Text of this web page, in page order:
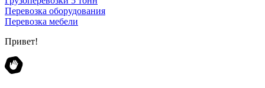
Перевозка оборудования
Перевозка мебели
Привет!